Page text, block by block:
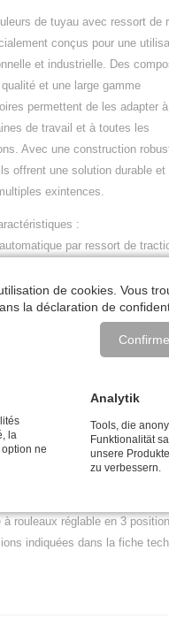
de tuyau avec ressort de
conçus pour une
et industrielle. Des
et une large gamme
permettent de les adapter
de travail et à toutes les
Avec une construction
offrent une solution durable et
exintences.
:
par ressort de
du tuyau pour fixer le tuyau à
un montage facile
pour différents diamètres de
de haute qualité coudée à
voir le diamètre)
en acier galvanisé, ½"
à rouleaux réglable en 3
indiquées dans la fiche
de cookies. Vous
la déclaration de
la
ne
Analytik
Tools, die
Funktionalität
unsere
zu verbessern.